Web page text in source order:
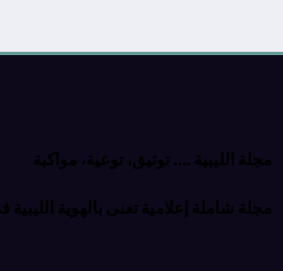
مجلة الليبية …. توثيق، توعية، مواكبة
مجلة شاملة إعلامية تعنى بالهوية الليبية